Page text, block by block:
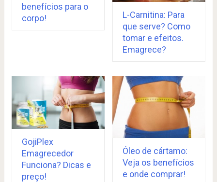
benefícios para o
corpo!
L-Carnitina: Para
que serve? Como
tomar e efeitos.
Emagrece?
GojiPlex
Emagrecedor
Funciona? Dicas e
preço!
Óleo de cártamo:
Veja os benefícios
e onde comprar!